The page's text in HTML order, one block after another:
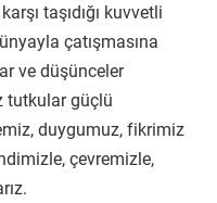
taşıdığı kuvvetli
çatışmasına
ve düşünceler
tutkular güçlü
duygumuz, fikrimiz
çevremizle,